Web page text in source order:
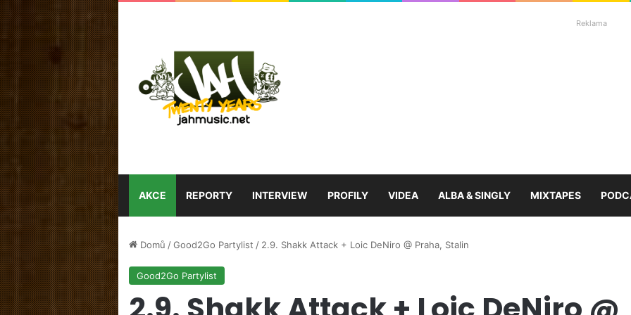
Reklama
AKCE REPORTY INTERVIEW PROFILY VIDEA ALBA & SINGLY MIXTAPES
Domů /Good2Go Partylist / 2.9. Shakk Attack + Loic DeNiro @ Praha, Stalin
Good2Go Partylist